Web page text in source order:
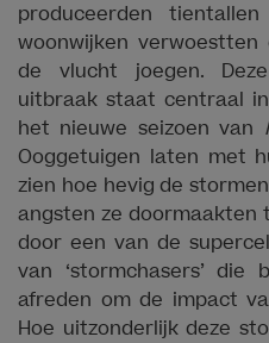
produceerden
woonwijken
de vlucht joegen.
uitbraak staat centraal
het nieuwe seizoen van
Ooggetuigen laten met
zien hoe hevig de
angsten ze doormaakten
door een van de
van ‘stormchasers’
afreden om de impact
Hoe uitzonderlijk deze